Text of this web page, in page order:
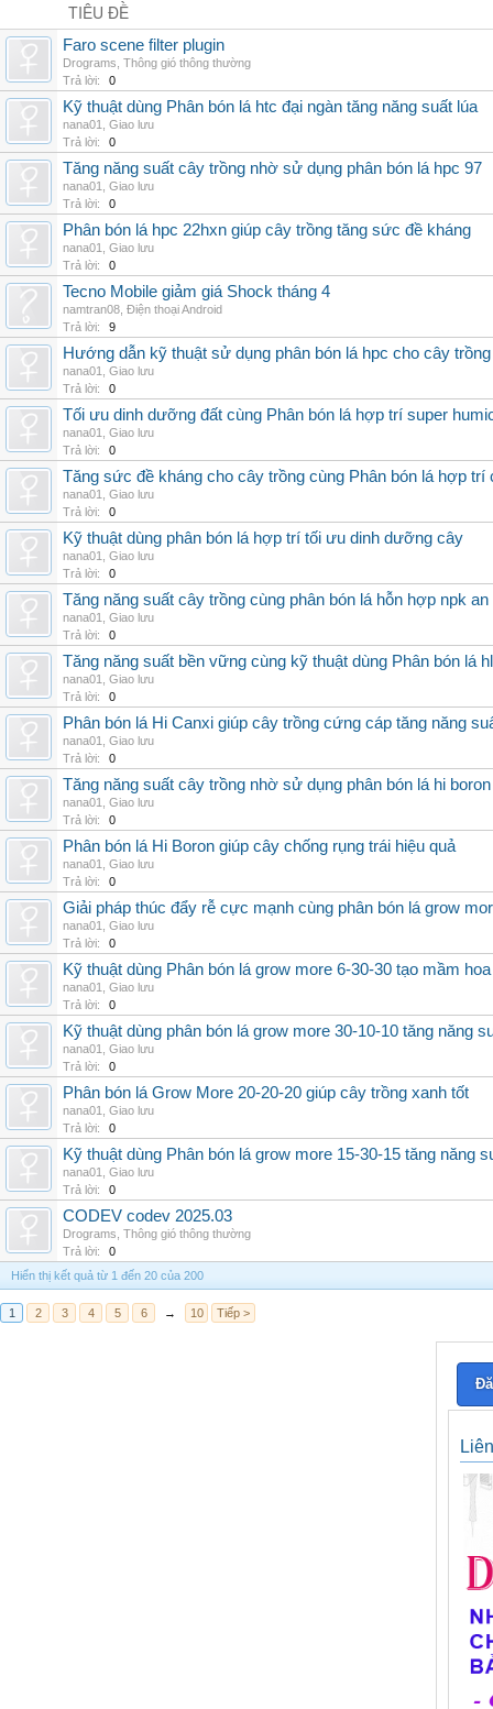
TIÊU ĐỀ
Faro scene filter plugin
Drograms Thông gió thông thường
Trả lời:
0
Kỹ thuật dùng Phân bón lá htc đại ngàn tăng năng suất lúa
nana01
Giao lưu
Trả lời:
0
Tăng năng suất cây trồng nhờ sử dụng phân bón lá hpc 97
nana01
Giao lưu
Trả lời:
0
Phân bón lá hpc 22hxn giúp cây trồng tăng sức đề kháng
nana01
Giao lưu
Trả lời:
0
Tecno Mobile giảm giá Shock tháng 4
namtran08 Điện thoại Android
Trả lời:
9
Hướng dẫn kỹ thuật sử dụng phân bón lá hpc cho cây trồng
nana01
Giao lưu
Trả lời:
0
Tối ưu dinh dưỡng đất cùng Phân bón lá hợp trí super
nana01
Giao lưu
Trả lời:
0
Tăng sức đề kháng cho cây trồng cùng Phân bón lá hợp trí
nana01
Giao lưu
Trả lời:
0
Kỹ thuật dùng phân bón lá hợp trí tối ưu dinh dưỡng cây
nana01
Giao lưu
Trả lời:
0
Tăng năng suất cây trồng cùng phân bón lá hỗn hợp npk an
nana01
Giao lưu
Trả lời:
0
Tăng năng suất bền vững cùng kỹ thuật dùng Phân bón lá
nana01
Giao lưu
Trả lời:
0
Phân bón lá Hi Canxi giúp cây trồng cứng cáp tăng năng
nana01
Giao lưu
Trả lời:
0
Tăng năng suất cây trồng nhờ sử dụng phân bón lá hi
nana01
Giao lưu
Trả lời:
0
Phân bón lá Hi Boron giúp cây chống rụng trái hiệu quả
nana01
Giao lưu
Trả lời:
0
Giải pháp thúc đẩy rễ cực mạnh cùng phân bón lá grow
nana01
Giao lưu
Trả lời:
0
Kỹ thuật dùng Phân bón lá grow more 6-30-30 tạo mầm hoa
nana01
Giao lưu
Trả lời:
0
Kỹ thuật dùng phân bón lá grow more 30-10-10 tăng năng
nana01
Giao lưu
Trả lời:
0
Phân bón lá Grow More 20-20-20 giúp cây trồng xanh tốt
nana01
Giao lưu
Trả lời:
0
Kỹ thuật dùng Phân bón lá grow more 15-30-15 tăng năng
nana01
Giao lưu
Trả lời:
0
CODEV codev 2025.03
Drograms Thông gió thông thường
Trả lời:
0
Hiển thị kết quả từ 1 đến 20 của 200
1 2 3 4 5 6 → 10 Tiếp >